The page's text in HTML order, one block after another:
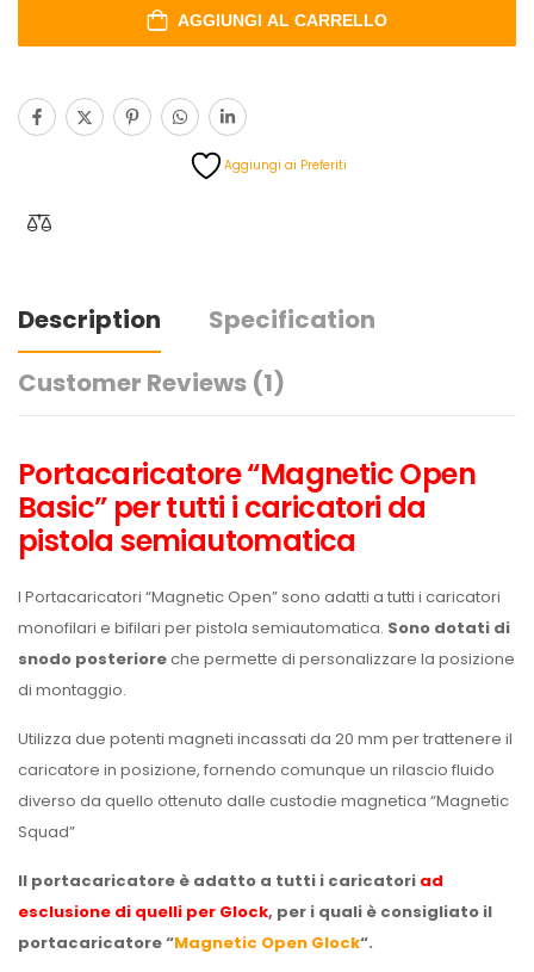
AGGIUNGI AL CARRELLO
Aggiungi ai Preferiti
Description
Specification
Customer Reviews (1)
Portacaricatore “Magnetic Open
Basic” per tutti i caricatori da
pistola semiautomatica
I Portacaricatori “Magnetic Open” sono adatti a tutti i caricatori
monofilari e bifilari per pistola semiautomatica. Sono dotati di
snodo posterioreche permette di personalizzare la posizione
di montaggio.
Utilizza due potenti magneti incassati da 20 mm per trattenere il
caricatore in posizione, fornendo comunque un rilascio fluido
diverso da quello ottenuto dalle custodie magnetica “Magnetic
Squad”
Il portacaricatore è adatto a tutti i caricatori ad
esclusione di quelli per Glock, per i quali è consigliato il
portacaricatore “Magnetic Open Glock“.